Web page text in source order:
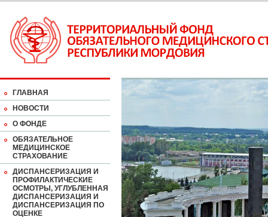
ГЛАВНАЯ
НОВОСТИ
О ФОНДЕ
ОБЯЗАТЕЛЬНОЕ
МЕДИЦИНСКОЕ
СТРАХОВАНИЕ
ДИСПАНСЕРИЗАЦИЯ И
ПРОФИЛАКТИЧЕСКИЕ
ОСМОТРЫ, УГЛУБЛЕННАЯ
ДИСПАНСЕРИЗАЦИЯ И
ДИСПАНСЕРИЗАЦИЯ ПО
ОЦЕНКЕ